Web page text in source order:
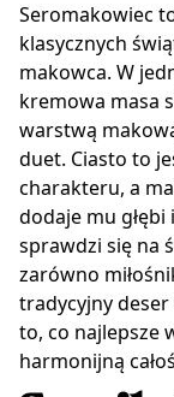
Seromakowiec
klasycznych
makowca. W
kremowa masa
warstwą
duet. Ciasto to
charakteru, a
dodaje mu
sprawdzi się na
zarówno
tradycyjny
to, co najlepsze
harmonijną